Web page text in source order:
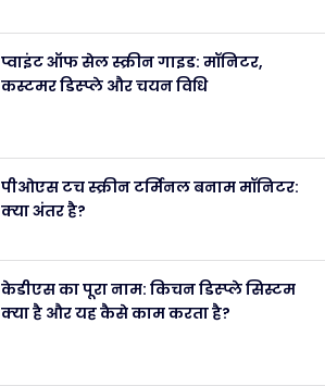
प्वाइंट ऑफ सेल स्क्रीन गाइड: मॉनिटर,
कस्टमर डिस्प्ले और चयन विधि
पीओएस टच स्क्रीन टर्मिनल बनाम मॉनिटर:
क्या अंतर है?
केडीएस का पूरा नाम: किचन डिस्प्ले सिस्टम
क्या है और यह कैसे काम करता है?